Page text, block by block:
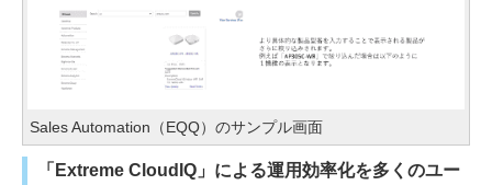
Sales Automation（EQQ）のサンプル画面
「Extreme CloudIQ」による運用効率化を多くのユー